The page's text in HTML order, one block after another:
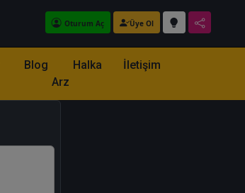
Oturum Aç Üye Ol
Blog
Halka
Arz
İletişim